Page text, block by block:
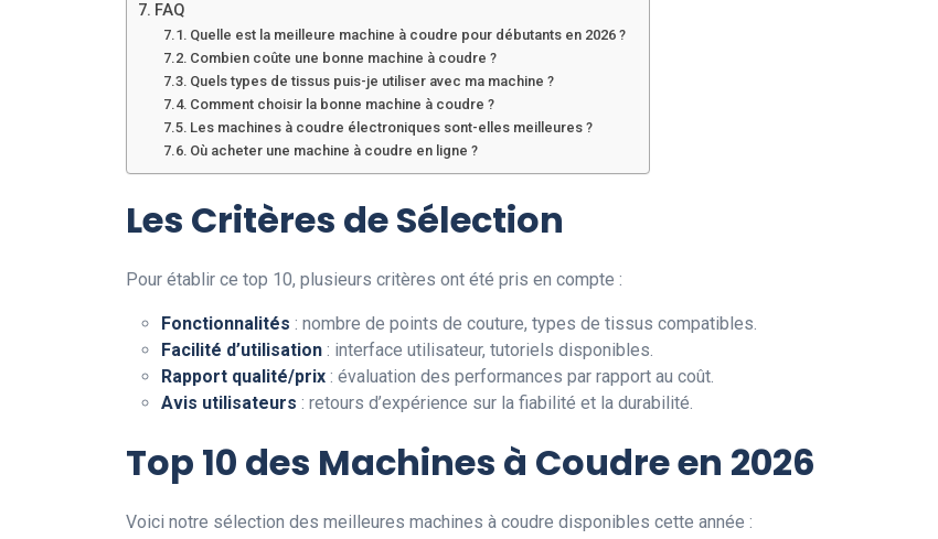
FAQ
Quelle est la meilleure machine à coudre pour débutants en 2026 ?
Combien coûte une bonne machine à coudre ?
Quels types de tissus puis-je utiliser avec ma machine ?
Comment choisir la bonne machine à coudre ?
Les machines à coudre électroniques sont-elles meilleures ?
Où acheter une machine à coudre en ligne ?
Les Critères de Sélection
Pour établir ce top 10, plusieurs critères ont été pris en compte :
Fonctionnalités : nombre de points de couture, types de tissus compatibles.
Facilité d’utilisation : interface utilisateur, tutoriels disponibles.
Rapport qualité/prix : évaluation des performances par rapport au coût.
Avis utilisateurs : retours d’expérience sur la fiabilité et la durabilité.
Top 10 des Machines à Coudre en 2026
Voici notre sélection des meilleures machines à coudre disponibles cette année :